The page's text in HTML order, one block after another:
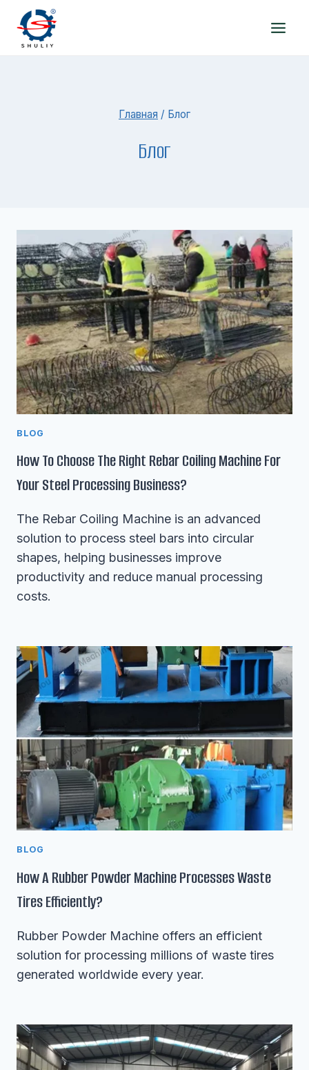
Перейти
содержимому
Главная / Блог
Блог
BLOG
How To Choose The Right Rebar Coiling Machine For
Your Steel Processing Business?
The Rebar Coiling Machine is an advanced
solution to process steel bars into circular
shapes, helping businesses improve
productivity and reduce manual processing
costs.
BLOG
How A Rubber Powder Machine Processes Waste
Tires Efficiently?
Rubber Powder Machine offers an efficient
solution for processing millions of waste tires
generated worldwide every year.